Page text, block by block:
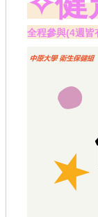
全程參與(4週皆